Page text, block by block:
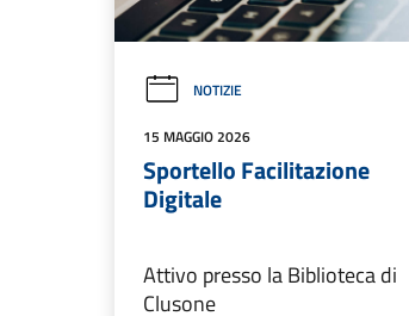
NOTIZIE
15 MAGGIO 2026
Sportello Facilitazione
Digitale
Attivo presso la Biblioteca di
Clusone